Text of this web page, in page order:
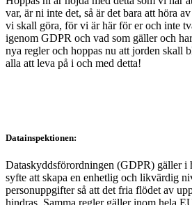
var, är ni inte det, så är det bara att höra
vi skall göra, för vi är här för er och inte
igenom GDPR och vad som gäller och har
nya regler och hoppas nu att jorden skall
alla att leva på i och med detta!
Datainspektionen:
Dataskyddsförordningen (GDPR) gäller i
syfte att skapa en enhetlig och likvärdig
personuppgifter så att det fria flödet av